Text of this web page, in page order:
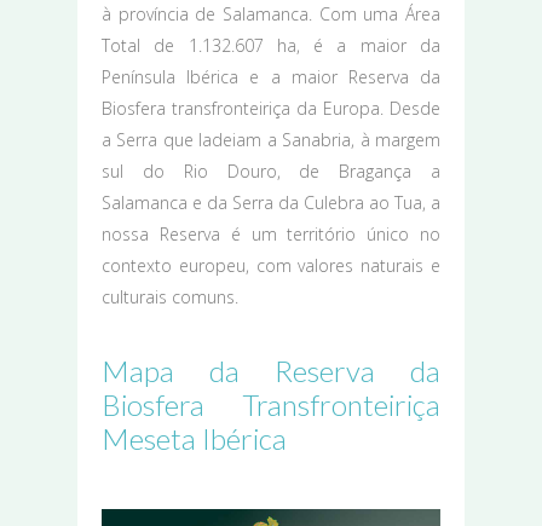
à província de Salamanca. Com uma Área
Total de 1.132.607 ha, é a maior da
Península Ibérica e a maior Reserva da
Biosfera transfronteiriça da Europa. Desde
a Serra que ladeiam a Sanabria, à margem
sul do Rio Douro, de Bragança a
Salamanca e da Serra da Culebra ao Tua, a
nossa Reserva é um território único no
contexto europeu, com valores naturais e
culturais comuns.
Mapa da Reserva da
Biosfera Transfronteiriça
Meseta Ibérica